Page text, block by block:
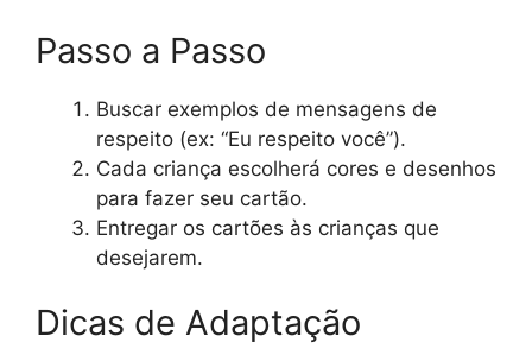
Passo a Passo
Buscar exemplos de mensagens de
respeito (ex: “Eu respeito você”).
Cada criança escolherá cores e desenhos
para fazer seu cartão.
Entregar os cartões às crianças que
desejarem.
Dicas de Adaptação